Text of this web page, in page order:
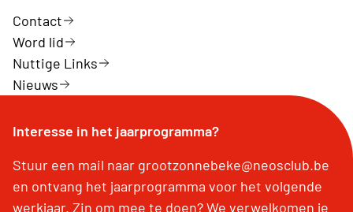
Contact
Word lid
Nuttige Links
Nieuws
Interesse in het jaarprogramma?
Stuur een mail naar grootzonnebeke@neosclub.be
en ontvang het jaarprogramma voor het volgende
werkjaar. Zin om mee te doen? We verwelkomen je